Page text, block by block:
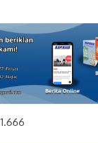
1.666